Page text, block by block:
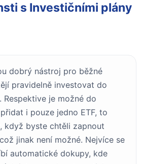
s Investičními plány
dobrý nástroj pro běžné
pravidelně investovat do
Respektive je možné do
i pouze jedno ETF, to
když byste chtěli zapnout
jinak není možné. Nejvíce se
automatické dokupy, kde